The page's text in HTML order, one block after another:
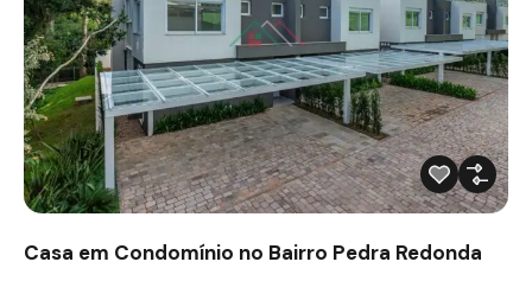
Casa em Condomínio no Bairro Pedra Redonda